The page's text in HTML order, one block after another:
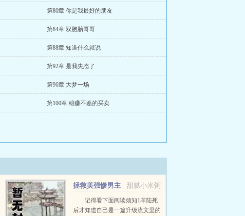
第80章 你是我最好的朋友
第84章 双胞胎哥哥
第88章 知道什么就说
第92章 是我失态了
第96章 大梦一场
第100章 稳赚不赔的买卖
甜腻小米粥
拯救美强惨男主
记得看下面阅读须知1芈陆死
后才知道自己是一篇升级流文里的